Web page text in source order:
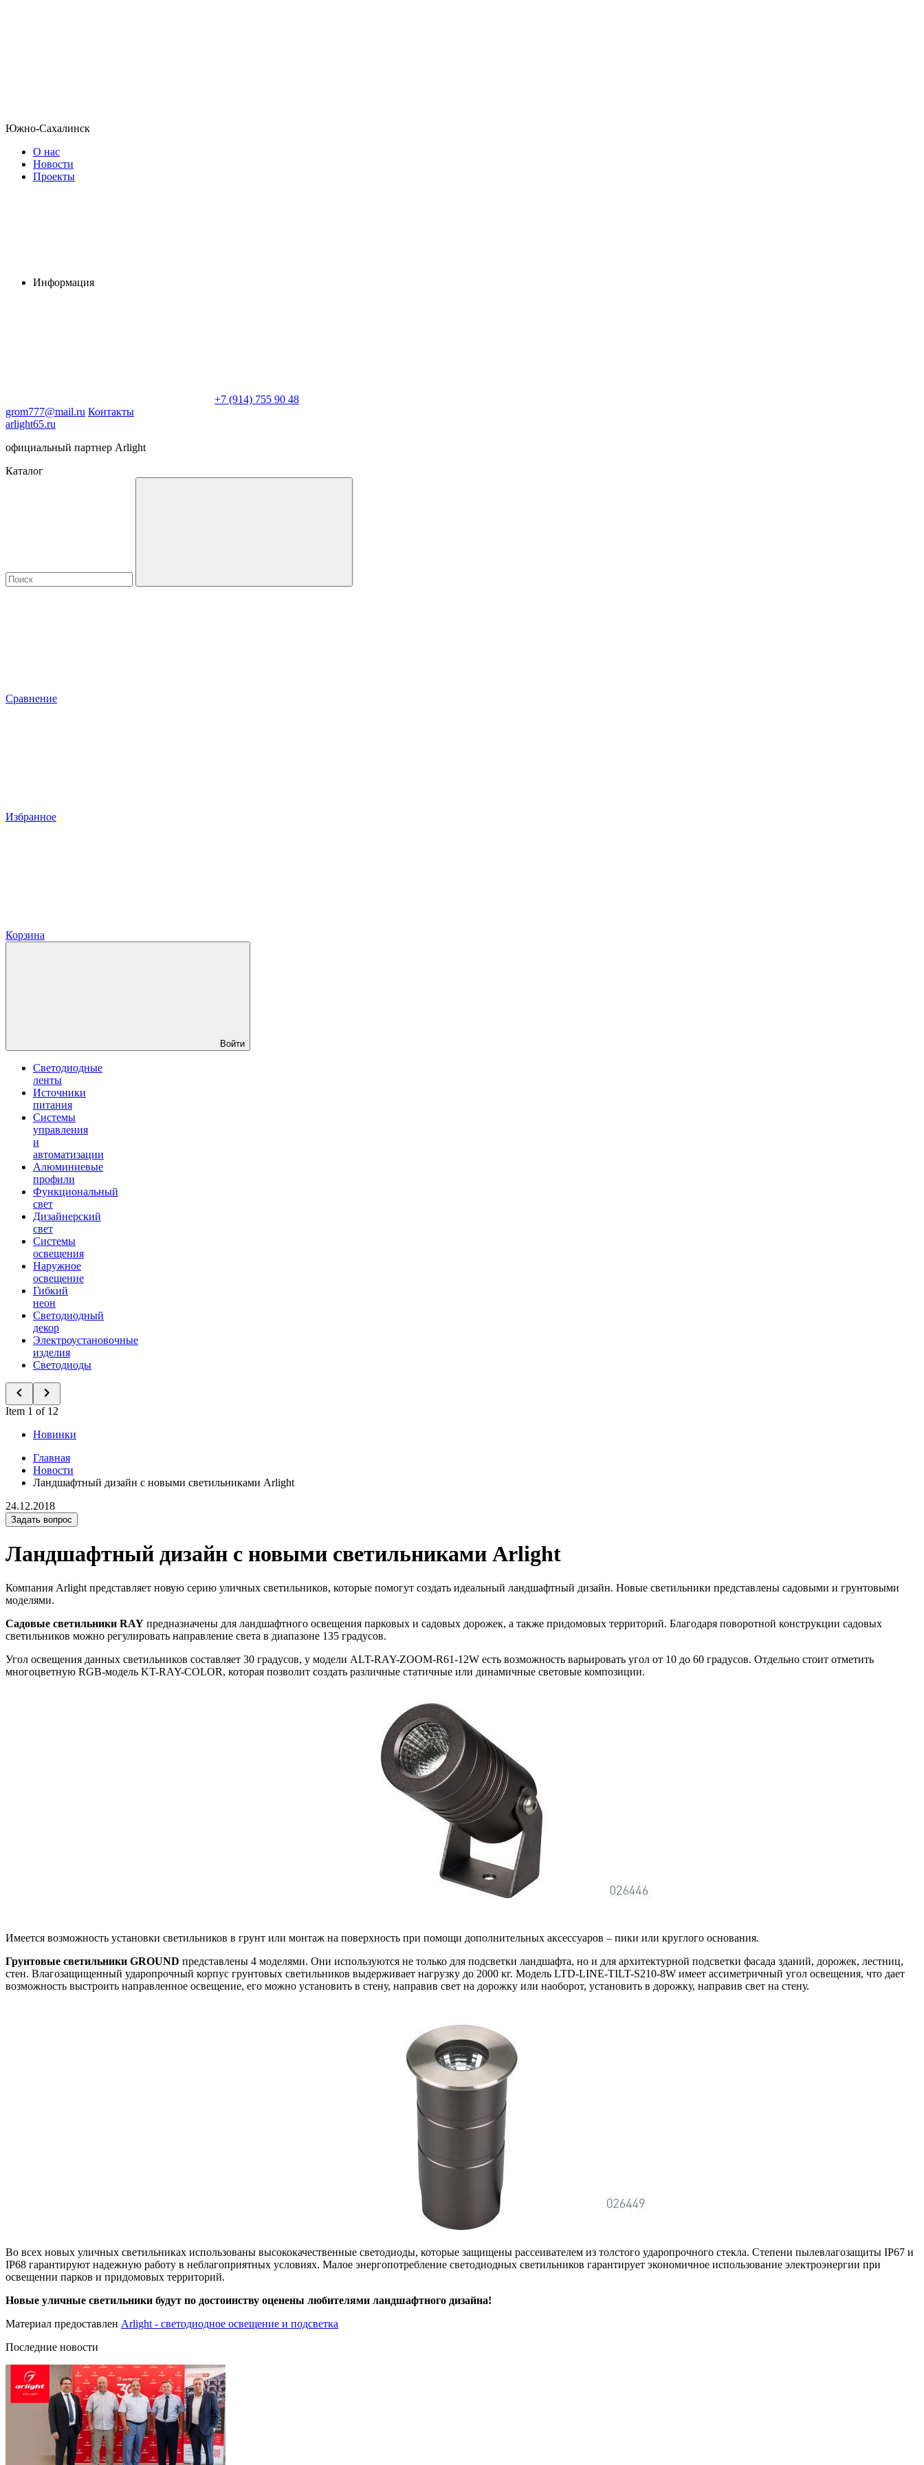
Южно-Сахалинск
О нас
Новости
Проекты
Информация
+7 (914) 755 90 48
grom777@mail.ru Контакты
arlight65.ru
официальный партнер Arlight
Каталог
Сравнение
Избранное
Корзина
Войти
Светодиодные
ленты
Источники
питания
Системы
управления
и
автоматизации
Алюминиевые
профили
Функциональный
свет
Дизайнерский
свет
Системы
освещения
Наружное
освещение
Гибкий
неон
Светодиодный
декор
Электроустановочные
изделия
Светодиоды
Item 1 of 12
Новинки
Главная
Новости
Ландшафтный дизайн с новыми светильниками Arlight
24.12.2018
Задать вопрос
Ландшафтный дизайн с новыми светильниками Arlight
Компания Arlight представляет новую серию уличных светильников, которые помогут создать идеальный ландшафтный дизайн. Новые светильники представлены садовыми и грунтовыми
моделями.
Садовые светильники RAY предназначены для ландшафтного освещения парковых и садовых дорожек, а также придомовых территорий. Благодаря поворотной конструкции садовых
светильников можно регулировать направление света в диапазоне 135 градусов.
Угол освещения данных светильников составляет 30 градусов, у модели ALT-RAY-ZOOM-R61-12W есть возможность варьировать угол от 10 до 60 градусов. Отдельно стоит отметить
многоцветную RGB-модель KT-RAY-COLOR, которая позволит создать различные статичные или динамичные световые композиции.
Имеется возможность установки светильников в грунт или монтаж на поверхность при помощи дополнительных аксессуаров – пики или круглого основания.
Грунтовые светильники GROUND представлены 4 моделями. Они используются не только для подсветки ландшафта, но и для архитектурной подсветки фасада зданий, дорожек, лестниц,
стен. Влагозащищенный ударопрочный корпус грунтовых светильников выдерживает нагрузку до 2000 кг. Модель LTD-LINE-TILT-S210-8W имеет ассиметричный угол освещения, что дает
возможность выстроить направленное освещение, его можно установить в стену, направив свет на дорожку или наоборот, установить в дорожку, направив свет на стену.
Во всех новых уличных светильниках использованы высококачественные светодиоды, которые защищены рассеивателем из толстого ударопрочного стекла. Степени пылевлагозащиты IP67 и
IP68 гарантируют надежную работу в неблагоприятных условиях. Малое энергопотребление светодиодных светильников гарантирует экономичное использование электроэнергии при
освещении парков и придомовых территорий.
Новые уличные светильники будут по достоинству оценены любителями ландшафтного дизайна!
Материал предоставлен Arlight - светодиодное освещение и подсветка
Последние новости